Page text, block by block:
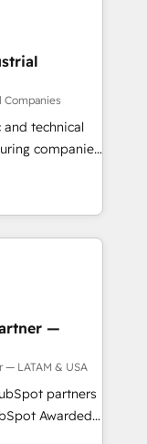
+
& Data
what others
and
in client
since 2017
systems
Companies
technical
companies
leveraging
-
transparent,
—
— LATAM & USA
partners
Awarded
the U.S.,